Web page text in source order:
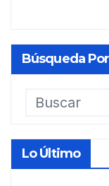
Búsqueda
Lo Último